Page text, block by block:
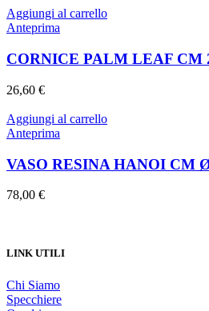
Aggiungi al carrello
Anteprima
CORNICE PALM LEAF CM
26,60 €
Aggiungi al carrello
Anteprima
VASO RESINA HANOI CM
78,00 €
LINK UTILI
Chi Siamo
Specchiere